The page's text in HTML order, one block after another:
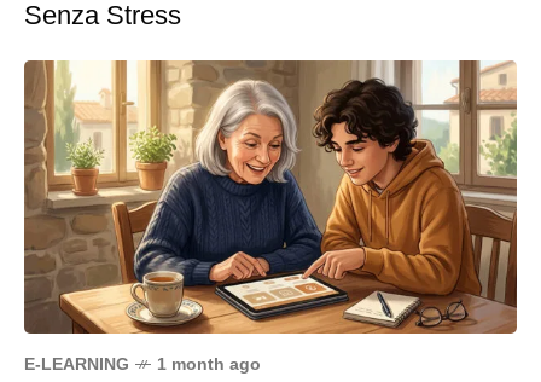
Senza Stress
E-LEARNING 1 month ago